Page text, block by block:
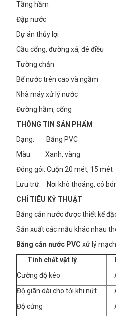
Tầng hầm
Đập nước
Dự án thủy lợi
Cầu cống, đường xá, đê điều
Tường chắn
Bể nước trên cao và ngầm
Nhà máy xử lý nước
Đường hầm, cống
THÔNG TIN SẢN PHẨM
Dạng: Băng PVC
Màu: Xanh, vàng
Đóng gói: Cuộn 20 mét, 15 mét
Lưu trữ: Nơi khô thoáng, có
CHỈ TIÊU KỸ THUẬT
Băng cản nước được thiết kế
Sản xuất các mẫu khác nhau
Băng cản nước PVC xử lý
Tính chất vật lý
Cường độ kéo
Độ giãn dài cho tới khi nứt
Độ cứng